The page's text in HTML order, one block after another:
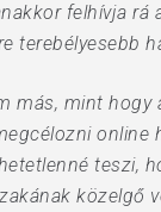
felhívja
terebélyesebb
más, mint
online
teszi,